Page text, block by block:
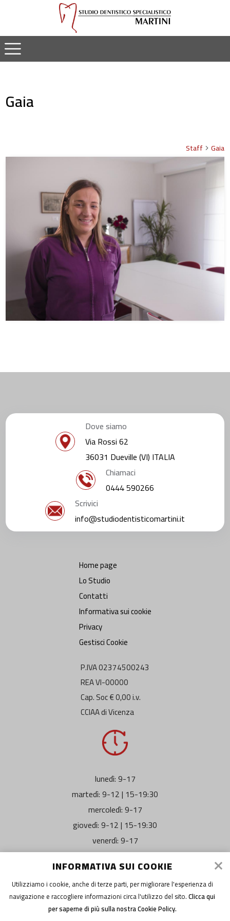
Gaia
Staff arrow_forward_ios Gaia
Dove siamo
Via Rossi 62
36031 Dueville (VI) ITALIA
Chiamaci
0444 590266
Scrivici
info@studiodentisticomartini.it
Home page
Lo Studio
Contatti
Informativa sui cookie
Privacy
Gestisci Cookie
P.IVA 02374500243
REA VI-00000
Cap. Soc € 0,00 i.v.
CCIAA di Vicenza
lunedì: 9-17
martedì: 9-12 | 15-19:30
mercoledì: 9-17
giovedì: 9-12 | 15-19:30
venerdì: 9-17
sabato/domenica: chiuso
INFORMATIVA SUI COOKIE
Utilizziamo i cookie, anche di terze parti, per migliorare l'esperienza di
navigazione e raccogliere informazioni circa l'utilizzo del sito.Clicca qui
per saperne di più sulla nostra Cookie Policy.